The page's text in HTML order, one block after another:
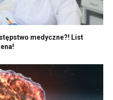
medyczne?! List